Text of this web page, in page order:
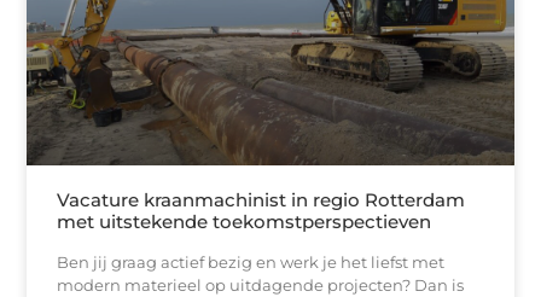
Vacature kraanmachinist in regio Rotterdam
met uitstekende toekomstperspectieven
Ben jij graag actief bezig en werk je het liefst met
modern materieel op uitdagende projecten? Dan is